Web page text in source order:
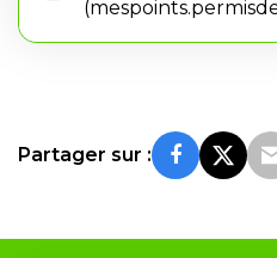
Partager sur :